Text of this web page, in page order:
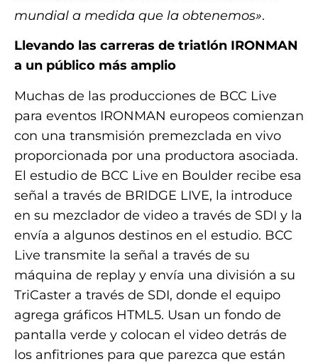
mundial a medida que la obtenemos».
Llevando las carreras de triatlón IRONMAN
a un público más amplio
Muchas de las producciones de BCC Live
para eventos IRONMAN europeos comienzan
con una transmisión premezclada en vivo
proporcionada por una productora asociada.
El estudio de BCC Live en Boulder recibe esa
señal a través de BRIDGE LIVE, la introduce
en su mezclador de video a través de SDI y la
envía a algunos destinos en el estudio. BCC
Live transmite la señal a través de su
máquina de replay y envía una división a su
TriCaster a través de SDI, donde el equipo
agrega gráficos HTML5. Usan un fondo de
pantalla verde y colocan el video detrás de
los anfitriones para que parezca que están